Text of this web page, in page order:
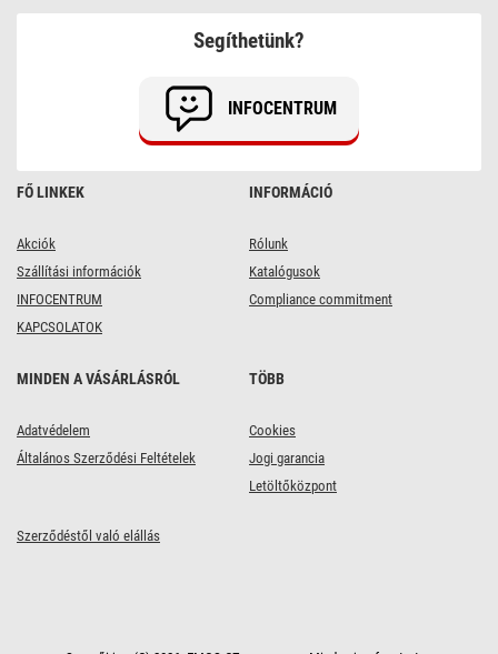
FŐ LINKEK
Akciók
Szállítási információk
INFOCENTRUM
KAPCSOLATOK
INFORMÁCIÓ
Rólunk
Katalógusok
Compliance commitment
MINDEN A VÁSÁRLÁSRÓL
Adatvédelem
Általános Szerződési Feltételek
TÖBB
Cookies
Jogi garancia
Letöltőközpont
Szerződéstől való elállás
Segíthetünk?
INFOCENTRUM